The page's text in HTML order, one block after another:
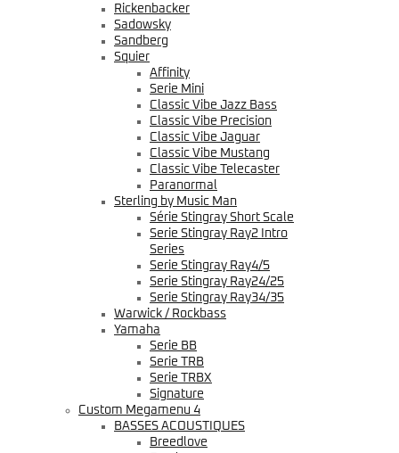
Rickenbacker
Sadowsky
Sandberg
Squier
Affinity
Serie Mini
Classic Vibe Jazz Bass
Classic Vibe Precision
Classic Vibe Jaguar
Classic Vibe Mustang
Classic Vibe Telecaster
Paranormal
Sterling by Music Man
Série Stingray Short Scale
Serie Stingray Ray2 Intro
Series
Serie Stingray Ray4/5
Serie Stingray Ray24/25
Serie Stingray Ray34/35
Warwick / Rockbass
Yamaha
Serie BB
Serie TRB
Serie TRBX
Signature
Custom Megamenu 4
BASSES ACOUSTIQUES
Breedlove